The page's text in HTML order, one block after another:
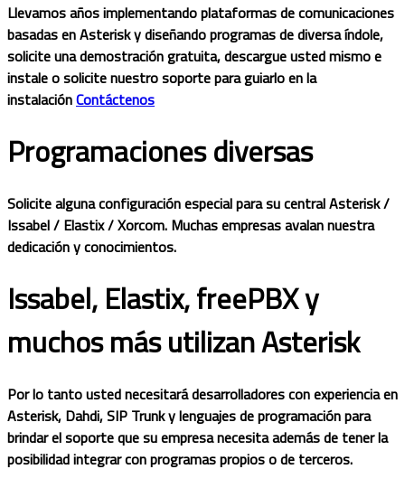
Llevamos años implementando plataformas de comunicaciones
basadas en Asterisk y diseñando programas de diversa índole,
solicite una demostración gratuita, descargue usted mismo e
instale o solicite nuestro soporte para guiarlo en la
instalaciónContáctenos
Programaciones diversas
Solicite alguna configuración especial para su central Asterisk /
Issabel / Elastix / Xorcom. Muchas empresas avalan nuestra
dedicación y conocimientos.
Issabel, Elastix, freePBX y
muchos más utilizan Asterisk
Por lo tanto usted necesitará desarrolladores con experiencia en
Asterisk, Dahdi, SIP Trunk y lenguajes de programación para
brindar el soporte que su empresa necesita además de tener la
posibilidad integrar con programas propios o de terceros.